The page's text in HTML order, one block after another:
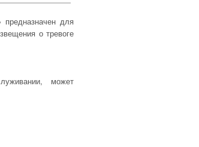
для
о тревоге
может